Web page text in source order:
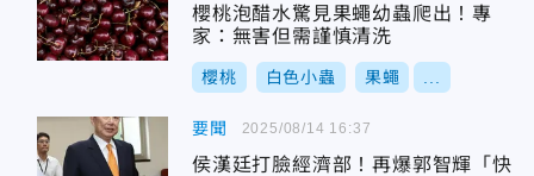
櫻桃泡醋水驚見果蠅幼蟲爬出！專
家：無害但需謹慎清洗
櫻桃 白色小蟲 果蠅
要聞
侯漢廷打臉經濟部！再爆郭智輝「快
2025/08/14 16:37